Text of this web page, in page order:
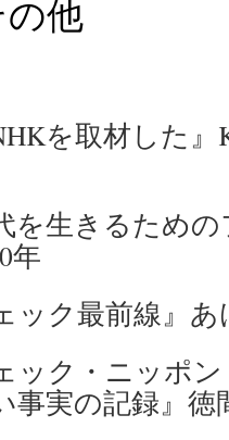
の他
を取材した
を生きるため
年
ック最前線』
ック・ニッポ
事実の記録』徳